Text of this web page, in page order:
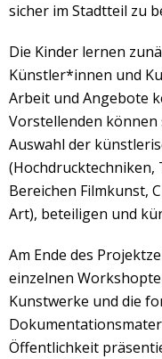
sicher im Stadtteil zu
Die Kinder lernen
Künstler*innen und
Arbeit und Angebote
Vorstellenden können
Auswahl der
Bereichen Filmkunst,
Art), beteiligen und
Am Ende des
einzelnen
Kunstwerke und die
Öffentlichkeit